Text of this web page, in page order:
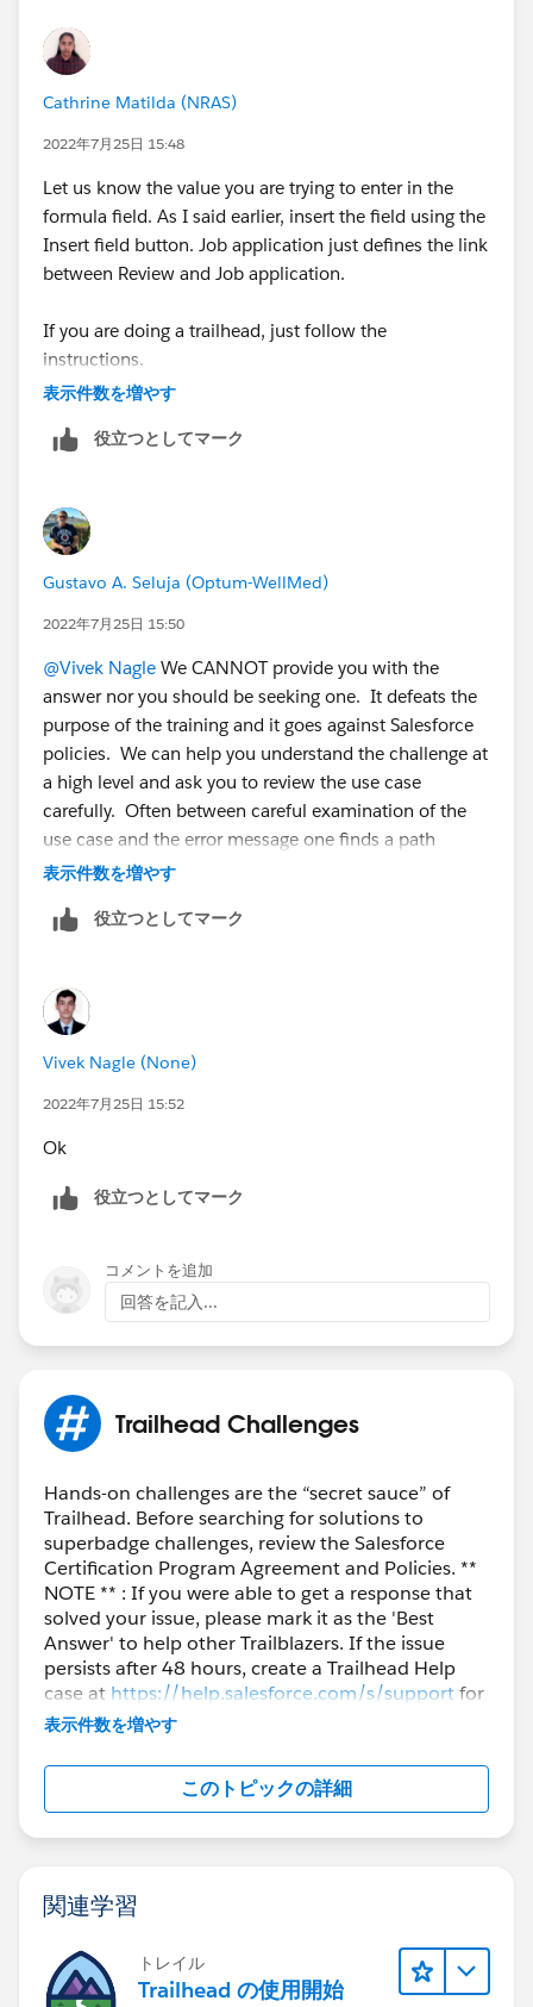
Cathrine Matilda (NRAS)
2022年7月25日 15:48
Let us know the value you are trying to enter in the
formula field. As I said earlier, insert the field using the
Insert field button. Job application just defines the link
between Review and Job application.
If you are doing a trailhead, just follow the
instructions.
表示件数を増やす
役立つとしてマーク
Gustavo A. Seluja (Optum-WellMed)
2022年7月25日 15:50
@Vivek Nagle We CANNOT provide you with the
answer nor you should be seeking one. It defeats the
purpose of the training and it goes against Salesforce
policies. We can help you understand the challenge at
a high level and ask you to review the use case
carefully. Often between careful examination of the
use case and the error message one finds a path
forward to clearing the challenge. But you have to do
表示件数を増やす
役立つとしてマーク
Vivek Nagle (None)
2022年7月25日 15:52
Ok
役立つとしてマーク
コメントを追加
回答を記入...
Trailhead Challenges
Hands-on challenges are the “secret sauce” of
Trailhead. Before searching for solutions to
superbadge challenges, review the Salesforce
Certification Program Agreement and Policies. **
NOTE ** : If you were able to get a response that
solved your issue, please mark it as the 'Best
Answer' to help other Trailblazers. If the issue
persists after 48 hours, create a Trailhead Help
case at https://help.salesforce.com/s/supportfor
further assistance.
表示件数を増やす
このトピックの詳細
関連学習
トレイル
Trailhead の使用開始